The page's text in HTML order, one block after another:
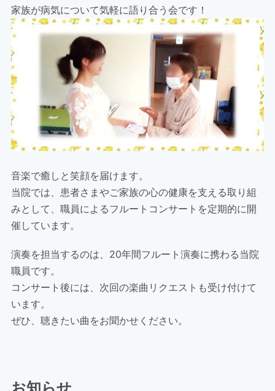
家族が病気について気軽に語り合う会です！
音楽で癒しと笑顔を届けます。
当院では、患者さまやご家族の心の健康を支える取り組
みとして、職員によるフルートコンサートを定期的に開
催しています。
演奏を担当するのは、20年間フルート演奏に携わる当院
職員です。
コンサート後には、次回の楽曲リクエストも受け付けて
います。
ぜひ、聴きたい曲をお聞かせください。